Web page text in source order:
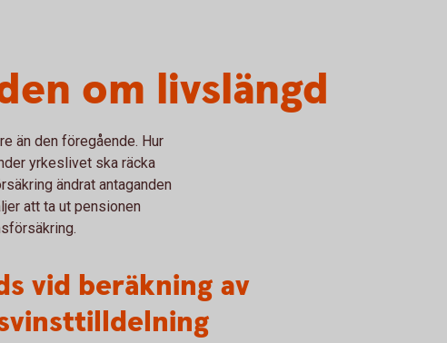
om livslängd
än den föregående. Hur
yrkeslivet ska räcka
ändrat antaganden
att ta ut pensionen
vid beräkning av